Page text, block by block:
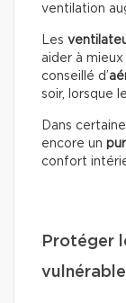
ventilation
Les
aider à
conseillé d’
soir, lorsque
Dans
encore un
confort
Protéger